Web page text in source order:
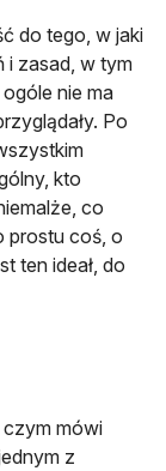
do tego, w jaki
i zasad, w tym
nie ma
Po
kto
co
prostu coś, o
ten ideał, do
mówi
z